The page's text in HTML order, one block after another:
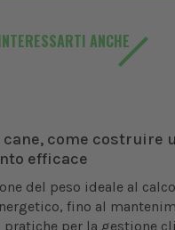
ANCHE
come costruire
efficace
del peso ideale al
fino al
per la gestione